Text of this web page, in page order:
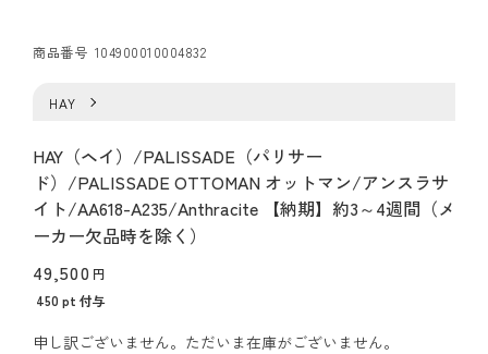
商品番号 104900010004832
HAY
HAY（ヘイ）/PALISSADE（パリサー
ド）/PALISSADE OTTOMAN オットマン/アンスラサ
イト/AA618-A235/Anthracite 【納期】約3～4週間（メ
ーカー欠品時を除く）
49,500
450 pt 付与
申し訳ございません。ただいま在庫がございません。